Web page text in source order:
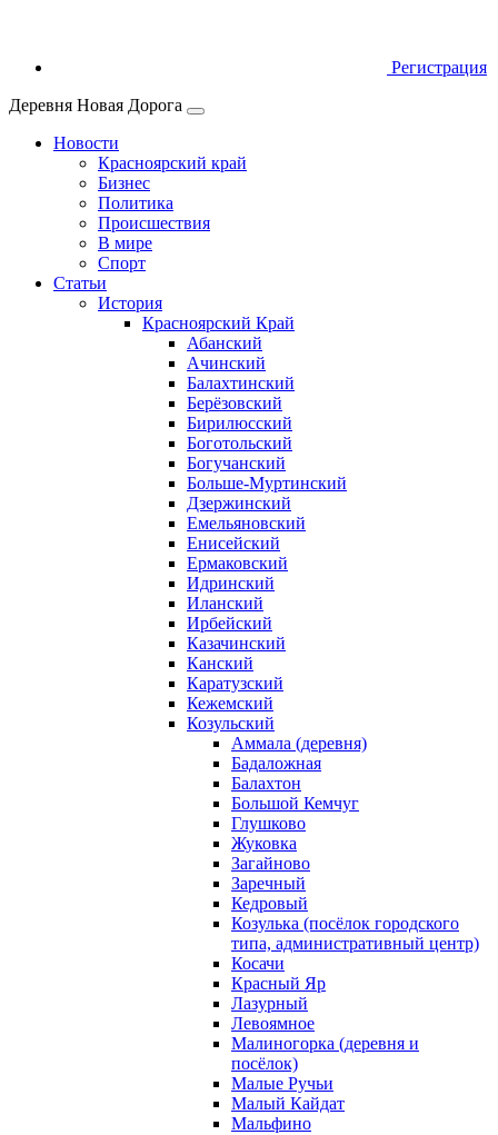
Регистрация
Деревня Новая Дорога
Новости
Красноярский край
Бизнес
Политика
Происшествия
В мире
Спорт
Статьи
История
Красноярский Край
Абанский
Ачинский
Балахтинский
Берёзовский
Бирилюсский
Боготольский
Богучанский
Больше‑Муртинский
Дзержинский
Емельяновский
Енисейский
Ермаковский
Идринский
Иланский
Ирбейский
Казачинский
Канский
Каратузский
Кежемский
Козульский
Аммала (деревня)
Бадаложная
Балахтон
Большой Кемчуг
Глушково
Жуковка
Загайново
Заречный
Кедровый
Козулька (посёлок городского
типа, административный центр)
Косачи
Красный Яр
Лазурный
Левоямное
Малиногорка (деревня и
посёлок)
Малые Ручьи
Малый Кайдат
Мальфино